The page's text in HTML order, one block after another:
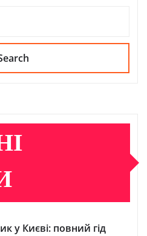
у Києві: повний гід